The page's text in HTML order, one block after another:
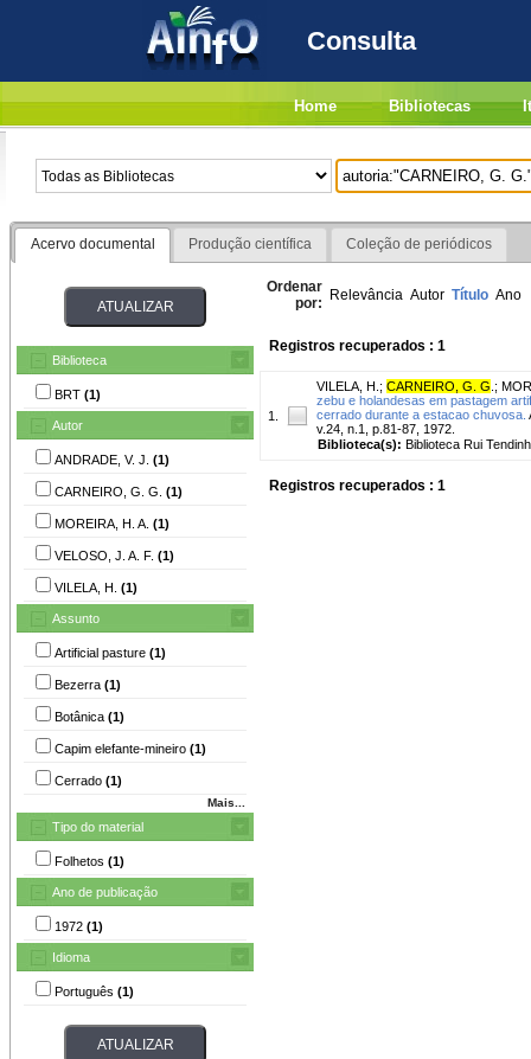
Consulta
Home Bibliotecas
Acervo documental Produção científica Coleção de periódicos
Biblioteca
BRT (1)
Autor
ANDRADE, V. J. (1)
CARNEIRO, G. G. (1)
MOREIRA, H. A. (1)
VELOSO, J. A. F. (1)
VILELA, H. (1)
Assunto
Artificial pasture (1)
Bezerra (1)
Botânica (1)
Capim elefante-mineiro (1)
Cerrado (1)
Mais...
Tipo do material
Folhetos (1)
Ano de publicação
1972 (1)
Idioma
Português (1)
Ordenar
por: Relevância Autor Título Ano
Registros recuperados : 1
1.
VILELA, H. ; CARNEIRO, G. G ;
zebu e holandesas em pastagem
cerrado durante a estacao chuvosa.
v.24, n.1, p.81-87, 1972.
Biblioteca(s): Biblioteca Rui
Registros recuperados : 1